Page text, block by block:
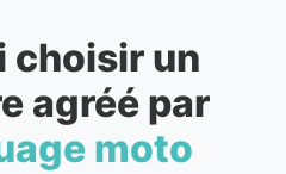
choisir un
agréé par
moto